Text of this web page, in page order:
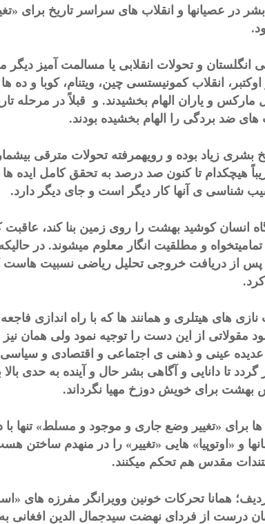
در عصیانها و انقلاب های سراسر تاریخ برای
انگلستان و تحولات انقلابی یا مسالمت آمیز
انقلاب کمونیستسی چین، ویتنام، کوبا و ده
و یاران الهام بخشیدند. و قبلاً در مرحله
های ضد بردگی را الهام بخشیده بودند.
بشری زیاد بوده و رویهمرفته تحولات مترقی
هیچکدام تا کنون صد درصد به تحقق کامل ایده
شناسی ی آنها کار دیگر است و جای دیگر دارد.
انسان کوشید بهشت را روی زمین بنا کند،
و مطلقیت انگار معلوم میشوند. در
از دریافت خروجی تحلیل ریاضی نسبیت هاست که
نازی های هیتلری و همانند ها که با راه اندازی
مقولاتی از این دست را توجیه نمود ولی همان
عدیده عینی و ذهنی ی اجتماعی و اقتصادی و
تا دانایی و آگاهی بشر حال و آینده به حدی بالا
بهشت برای خویش دوزخ مهیا نگرداند.
ها برای «تغییر وضع جاری و موجود و مسلط» تنها
و «اوتوپیا» هایی «تغییر» را در منهدم ساختن
مقدس هم تحکم میکنند.
ردیف؛ همانا تحرکات خونین وویرانگر مفرزه های
درست از فردای نهضت سیدجمال الدین افغانی به